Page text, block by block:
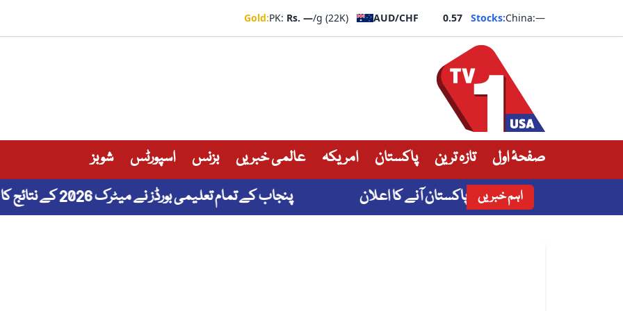
Gold:PK: Rs. —/g (22K) AUD/CHF 0.57 Stocks:China:—
صفحۂ اول تازہ ترین پاکستان امریکہ عالمی خبریں بزنس اسپورٹس شوبز
اہم خبریں
الپ جلال آل کا جلد پاکستان آنے کا اعلان پنجاب کے تمام تعلیمی بورڈز نے میٹرک 2026 کے نتائج کا اعلان کر دیا